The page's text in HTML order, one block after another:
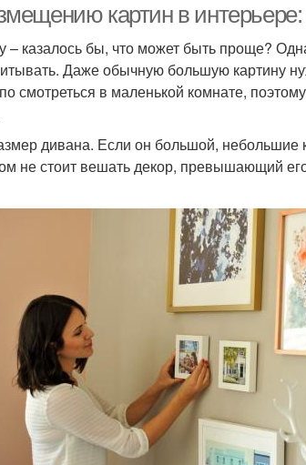
картин в интерьере:
– казалось бы, что может быть проще?
Даже обычную большую картину
смотреться в маленькой комнате,
дивана. Если он большой, небольшие
не стоит вешать декор, превышающий